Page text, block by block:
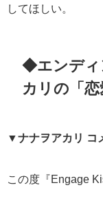
してほしい。
◆エンディ
カリの「恋
▼ナナヲアカリ コ
この度『Engage